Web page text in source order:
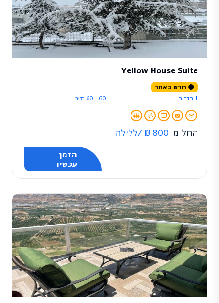
Yellow House Suite
חדש באתר
1 חדרים 60 - 60 מ״ר
...
החל מ 800 ₪ /ללילה
הזמן
עכשיו